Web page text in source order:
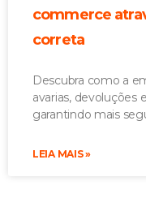
commerce
correta
Descubra como a
avarias, devoluções
garantindo mais
LEIA MAIS »